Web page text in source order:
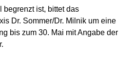
begrenzt ist, bittet das
Dr. Sommer/Dr. Milnik um eine
bis zum 30. Mai mit Angabe der